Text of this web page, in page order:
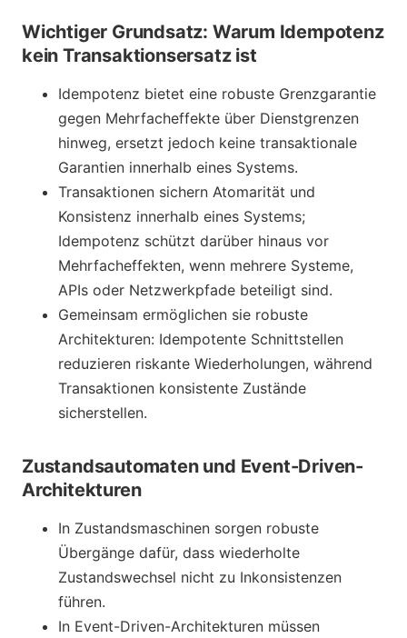
Wichtiger Grundsatz: Warum Idempotenz
kein Transaktionsersatz ist
Idempotenz bietet eine robuste Grenzgarantie
gegen Mehrfacheffekte über Dienstgrenzen
hinweg, ersetzt jedoch keine transaktionale
Garantien innerhalb eines Systems.
Transaktionen sichern Atomarität und
Konsistenz innerhalb eines Systems;
Idempotenz schützt darüber hinaus vor
Mehrfacheffekten, wenn mehrere Systeme,
APIs oder Netzwerkpfade beteiligt sind.
Gemeinsam ermöglichen sie robuste
Architekturen: Idempotente Schnittstellen
reduzieren riskante Wiederholungen, während
Transaktionen konsistente Zustände
sicherstellen.
Zustandsautomaten und Event-Driven-
Architekturen
In Zustandsmaschinen sorgen robuste
Übergänge dafür, dass wiederholte
Zustandswechsel nicht zu Inkonsistenzen
führen.
In Event-Driven-Architekturen müssen